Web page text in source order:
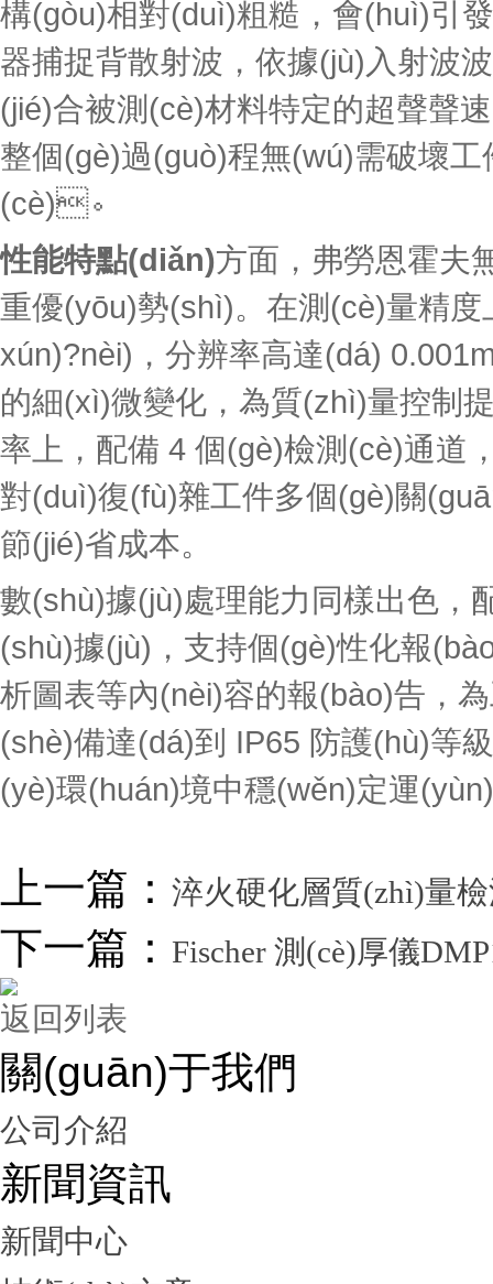
構(gòu)相對(duì)粗糙，會(huì)引發
器捕捉背散射波，依據(jù)入射波
(jié)合被測(cè)材料特定的超聲聲速
整個(gè)過(guò)程無(wú)需破壞工
(cè)。
性能特點(diǎn)方面，弗勞恩霍夫
重優(yōu)勢(shì)。在測(cè)量精
xún)?nèi)，分辨率高達(dá)
的細(xì)微變化，為質(zhì)量控制提
率上，配備 4 個(gè)檢測(cè)通
對(duì)復(fù)雜工件多個(gè)關
節(jié)省成本。
數(shù)據(jù)處理能力同樣出色
(shù)據(jù)，支持個(gè)性化報(bào)
析圖表等內(nèi)容的報(bào)告，為工
(shè)備達(dá)到 IP65 防護(hù)等級
(yè)環(huán)境中穩(wěn)定運
上一篇： 淬火硬化層質(zhì)量
下一篇： Fischer 測(cè)厚儀
返回列表
關(guān)于我們
公司介紹
新聞資訊
新聞中心